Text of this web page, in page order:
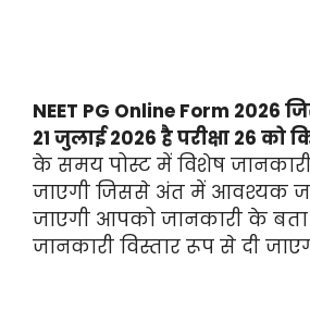
NEET PG Online Form 2026
21 जुलाई 2026 है परीक्षा 26 को
के समय पोस्ट में विशेष
जाएगी जिससे अंत में आवश्यक
जाएगी आपको जानकारी के
जानकारी विस्तार रूप से दी